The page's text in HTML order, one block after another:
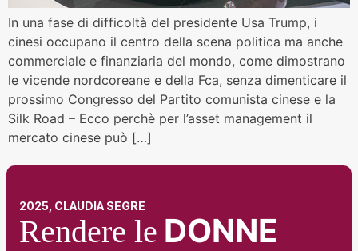
In una fase di difficoltà del presidente Usa Trump, i
cinesi occupano il centro della scena politica ma anche
commerciale e finanziaria del mondo, come dimostrano
le vicende nordcoreane e della Fca, senza dimenticare il
prossimo Congresso del Partito comunista cinese e la
Silk Road – Ecco perchè per l’asset management il
mercato cinese può […]
2025, CLAUDIA SEGRE
Rendere le DONNE